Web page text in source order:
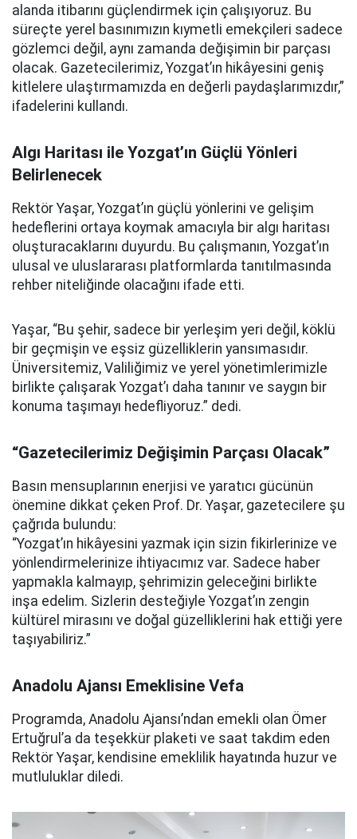
alanda itibarını güçlendirmek için çalışıyoruz. Bu
süreçte yerel basınımızın kıymetli emekçileri sadece
gözlemci değil, aynı zamanda değişimin bir parçası
olacak. Gazetecilerimiz, Yozgat’ın hikâyesini geniş
kitlelere ulaştırmamızda en değerli paydaşlarımızdır,”
ifadelerini kullandı.
Algı Haritası ile Yozgat’ın Güçlü Yönleri
Belirlenecek
Rektör Yaşar, Yozgat’ın güçlü yönlerini ve gelişim
hedeflerini ortaya koymak amacıyla bir algı haritası
oluşturacaklarını duyurdu. Bu çalışmanın, Yozgat’ın
ulusal ve uluslararası platformlarda tanıtılmasında
rehber niteliğinde olacağını ifade etti.
Yaşar, “Bu şehir, sadece bir yerleşim yeri değil, köklü
bir geçmişin ve eşsiz güzelliklerin yansımasıdır.
Üniversitemiz, Valiliğimiz ve yerel yönetimlerimizle
birlikte çalışarak Yozgat’ı daha tanınır ve saygın bir
konuma taşımayı hedefliyoruz.” dedi.
“Gazetecilerimiz Değişimin Parçası Olacak”
Basın mensuplarının enerjisi ve yaratıcı gücünün
önemine dikkat çeken Prof. Dr. Yaşar, gazetecilere şu
çağrıda bulundu:
“Yozgat’ın hikâyesini yazmak için sizin fikirlerinize ve
yönlendirmelerinize ihtiyacımız var. Sadece haber
yapmakla kalmayıp, şehrimizin geleceğini birlikte
inşa edelim. Sizlerin desteğiyle Yozgat’ın zengin
kültürel mirasını ve doğal güzelliklerini hak ettiği yere
taşıyabiliriz.”
Anadolu Ajansı Emeklisine Vefa
Programda, Anadolu Ajansı’ndan emekli olan Ömer
Ertuğrul’a da teşekkür plaketi ve saat takdim eden
Rektör Yaşar, kendisine emeklilik hayatında huzur ve
mutluluklar diledi.